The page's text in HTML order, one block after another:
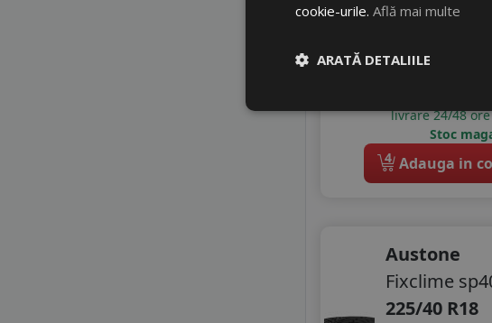
livrare 24/48
Stoc
4 Adauga in
Austone
Fixclime
225/40 R18
cookie-urile. Află mai multe
ARATĂ DETALIILE